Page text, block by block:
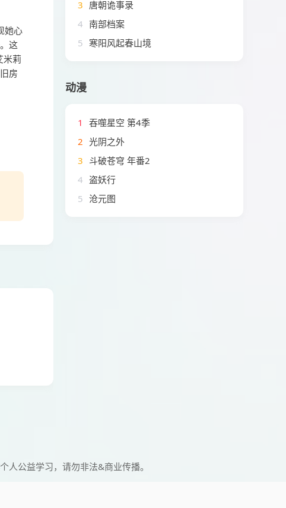
她心
这
米莉
房
3 唐朝诡事录
4 南部档案
5 寒阳风起春山境
动漫
1
吞噬星空 第4季
2 光阴之外
3 斗破苍穹 年番2
4 盗妖行
5 沧元图
公益学习，请勿非法&商业传播。